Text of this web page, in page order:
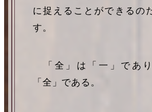
に捉えることができるの
す。
「全」は「一」であ
「全」である。